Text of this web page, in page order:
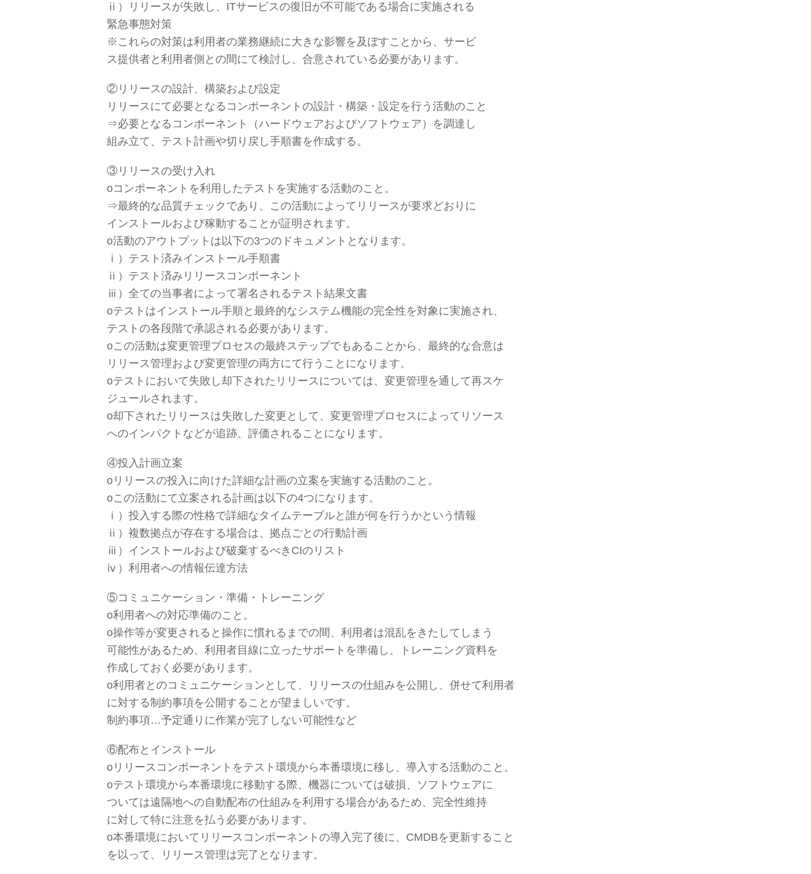
ⅱ）リリースが失敗し、ITサービスの復旧が不可能である場合に実施される
緊急事態対策
※これらの対策は利用者の業務継続に大きな影響を及ぼすことから、サービ
ス提供者と利用者側との間にて検討し、合意されている必要があります。
②リリースの設計、構築および設定
リリースにて必要となるコンポーネントの設計・構築・設定を行う活動のこと
⇒必要となるコンポーネント（ハードウェアおよびソフトウェア）を調達し
組み立て、テスト計画や切り戻し手順書を作成する。
③リリースの受け入れ
оコンポーネントを利用したテストを実施する活動のこと。
⇒最終的な品質チェックであり、この活動によってリリースが要求どおりに
インストールおよび稼動することが証明されます。
о活動のアウトプットは以下の3つのドキュメントとなります。
ⅰ）テスト済みインストール手順書
ⅱ）テスト済みリリースコンポーネント
ⅲ）全ての当事者によって署名されるテスト結果文書
оテストはインストール手順と最終的なシステム機能の完全性を対象に実施され、
テストの各段階で承認される必要があります。
оこの活動は変更管理プロセスの最終ステップでもあることから、最終的な合意は
リリース管理および変更管理の両方にて行うことになります。
оテストにおいて失敗し却下されたリリースについては、変更管理を通して再スケ
ジュールされます。
о却下されたリリースは失敗した変更として、変更管理プロセスによってリソース
へのインパクトなどが追跡、評価されることになります。
④投入計画立案
оリリースの投入に向けた詳細な計画の立案を実施する活動のこと。
оこの活動にて立案される計画は以下の4つになります。
ⅰ）投入する際の性格で詳細なタイムテーブルと誰が何を行うかという情報
ⅱ）複数拠点が存在する場合は、拠点ごとの行動計画
ⅲ）インストールおよび破棄するべきCIのリスト
ⅳ）利用者への情報伝達方法
⑤コミュニケーション・準備・トレーニング
о利用者への対応準備のこと。
о操作等が変更されると操作に慣れるまでの間、利用者は混乱をきたしてしまう
可能性があるため、利用者目線に立ったサポートを準備し、トレーニング資料を
作成しておく必要があります。
о利用者とのコミュニケーションとして、リリースの仕組みを公開し、併せて利用者
に対する制約事項を公開することが望ましいです。
制約事項…予定通りに作業が完了しない可能性など
⑥配布とインストール
оリリースコンポーネントをテスト環境から本番環境に移し、導入する活動のこと。
оテスト環境から本番環境に移動する際、機器については破損、ソフトウェアに
ついては遠隔地への自動配布の仕組みを利用する場合があるため、完全性維持
に対して特に注意を払う必要があります。
о本番環境においてリリースコンポーネントの導入完了後に、CMDBを更新すること
を以って、リリース管理は完了となります。